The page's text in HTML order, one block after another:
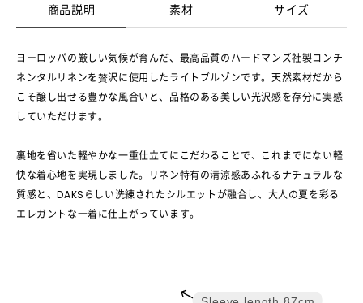
商品説明 素材 サイズ
ヨーロッパの厳しい気候が育んだ、最高品質のハードマンズ社製コンチ
ネンタルリネンを贅沢に使用したライトブルゾンです。天然素材だから
こそ醸し出せる豊かな風合いと、品格のある美しい光沢感を存分に実感
していただけます。
裏地を省いた軽やかな一重仕立てにこだわることで、これまでにない軽
快な着心地を実現しました。リネン特有の清涼感あふれるナチュラルな
質感と、DAKSらしい洗練されたシルエットが融合し、大人の夏を彩る
エレガントな一着に仕上がっています。